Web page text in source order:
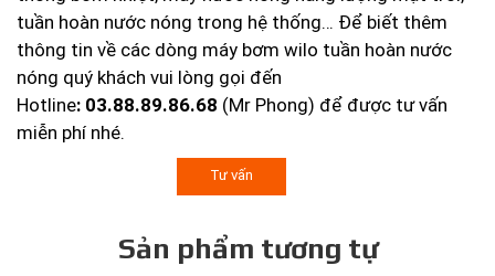
tuần hoàn nước nóng trong hệ thống… Để biết thêm
thông tin về các dòng máy bơm wilo tuần hoàn nước
nóng quý khách vui lòng gọi đến
Hotline: 03.88.89.86.68 (Mr Phong) để được tư vấn
miễn phí nhé.
Tư vấn
Sản phẩm tương tự